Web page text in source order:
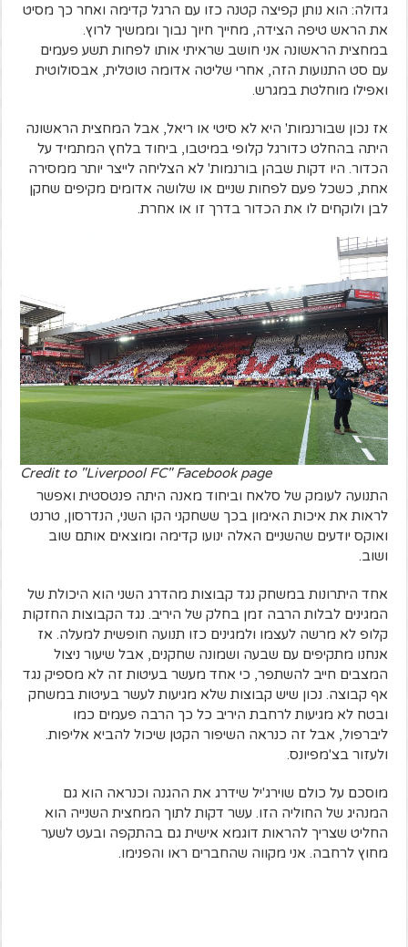
גדולה: הוא נותן קפיצה קטנה כזו עם הרגל קדימה ואחר כך מסיט
את הראש טיפה הצידה, מחייך חיוך נבוך וממשיך לרוץ.
במחצית הראשונה אני חושב שראיתי אותו לפחות תשע פעמים
עם סט התנועות הזה, אחרי שליטה אדומה טוטלית, אבסולוטית
ואפילו מוחלטת במגרש.
אז נכון שבורנמות' היא לא סיטי או ריאל, אבל המחצית הראשונה
היתה בהחלט כדורגל קלופי במיטבו, ביחוד בלחץ המתמיד על
הכדור. היו דקות שבהן בורנמות' לא הצליחה לייצר יותר ממסירה
אחת, כשכל פעם לפחות שניים או שלושה אדומים מקיפים שחקן
לבן ולוקחים לו את הכדור בדרך זו או אחרת.
Credit to "Liverpool FC" Facebook page
התנועה לעומק של סלאח וביחוד מאנה היתה פנטסטית ואפשר
לראות את איכות האימון בכך ששחקני הקו השני, הנדרסון, טרנט
ואוקס יודעים שהשניים האלה ינועו קדימה ומוצאים אותם שוב
ושוב.
אחד היתרונות במשחק נגד קבוצות מהדרג השני הוא היכולת של
המגינים לבלות הרבה זמן בחלק של היריב. נגד הקבוצות החזקות
קלופ לא מרשה לעצמו ולמגינים כזו תנועה חופשית למעלה. אז
אנחנו מתקיפים עם שבעה ושמונה שחקנים, אבל שיעור ניצול
המצבים חייב להשתפר, כי אחד מעשר בעיטות זה לא מספיק נגד
אף קבוצה. נכון שיש קבוצות שלא מגיעות לעשר בעיטות במשחק
ובטח לא מגיעות לרחבת היריב כל כך הרבה פעמים כמו
ליברפול, אבל זה כנראה השיפור הקטן שיכול להביא אליפות.
ולעזור בצ'מפיונס.
מוסכם על כולם שוירג'יל שידרג את ההגנה וכנראה הוא גם
המנהיג של החוליה הזו. עשר דקות לתוך המחצית השנייה הוא
החליט שצריך להראות דוגמא אישית גם בהתקפה ובעט לשער
מחוץ לרחבה. אני מקווה שהחברים ראו והפנימו.